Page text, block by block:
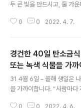
두 큰 빛을 만드시고, 둘 가
많은 태양광 제품이 있습니
기도 꽤 편리합니다! 정원을
게 선물하거나 당신의 정원
선물입니다. 또는 배선이 필
광 조명을 구입할 수 있습니
수 있는 매우 효율적인 방법
0 0 2022. 4. 7.
경건한 40일 탄소금
또는 녹색 식물을 가까
31 4월 6일 – 올해 생일은
을 가까이합니다. “사람마다
0 0 2022. 4. 6.